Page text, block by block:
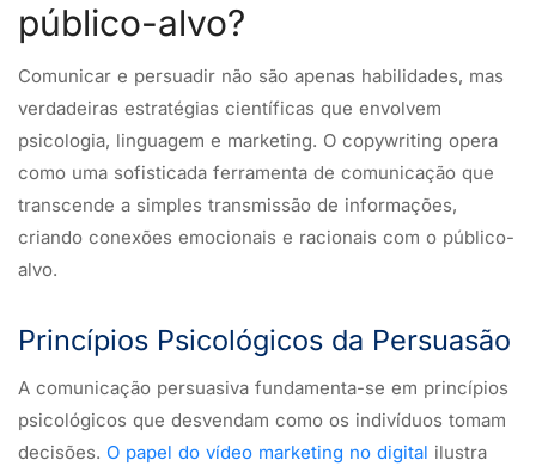
público-alvo?
Comunicar e persuadir não são apenas habilidades, mas
verdadeiras estratégias científicas que envolvem
psicologia, linguagem e marketing. O copywriting opera
como uma sofisticada ferramenta de comunicação que
transcende a simples transmissão de informações,
criando conexões emocionais e racionais com o público-
alvo.
Princípios Psicológicos da Persuasão
A comunicação persuasiva fundamenta-se em princípios
psicológicos que desvendam como os indivíduos tomam
decisões. O papel do vídeo marketing no digital ilustra